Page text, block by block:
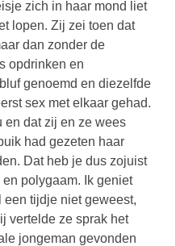
zich in haar mond liet
lopen. Zij zei toen dat
dan zonder de
opdrinken en
genoemd en diezelfde
sex met elkaar gehad.
en dat zij en ze wees
had gezeten haar
Dat heb je dus zojuist
polygaam. Ik geniet
een tijdje niet geweest,
vertelde ze sprak het
jongeman gevonden